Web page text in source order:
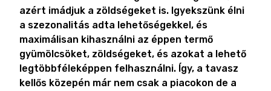
azért imádjuk a zöldségeket is. Igyekszünk élni
a szezonalitás adta lehetőségekkel, és
maximálisan kihasználni az éppen termő
gyümölcsöket, zöldségeket, és azokat a lehető
legtöbbféleképpen felhasználni. Így, a tavasz
kellős közepén már nem csak a piacokon de a